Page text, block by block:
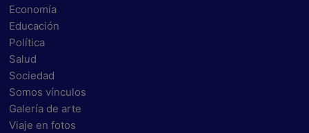
Economía
Educación
Política
Salud
Sociedad
Somos vínculos
Galería de arte
Viaje en fotos